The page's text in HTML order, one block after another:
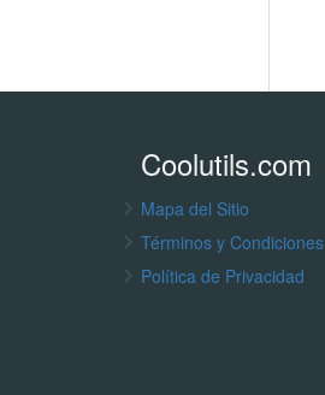
Coolutils.com
Mapa del Sitio
Términos y Condiciones
Política de Privacidad